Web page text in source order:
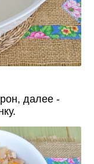
далее -